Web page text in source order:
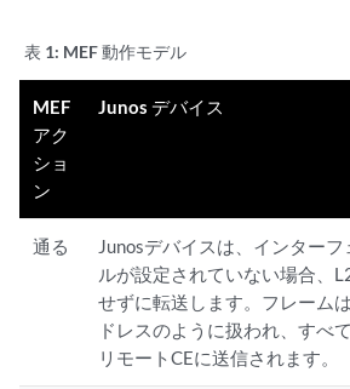
表 1: MEF 動作モデル
MEF
アク
ショ
ン
Junos デバイス
通る
Junosデバイスは、インター
ルが設定されていない場合、
せずに転送します。フレーム
ドレスのように扱われ、すべ
リモートCEに送信されます。